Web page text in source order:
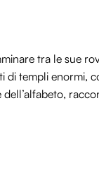
tra le sue
di templi enormi,